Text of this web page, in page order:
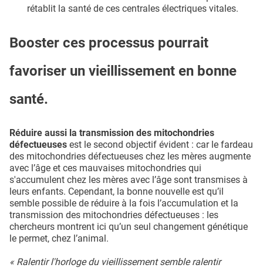
rétablit la santé de ces centrales électriques vitales.
Booster ces processus pourrait
favoriser un vieillissement en bonne
santé.
Réduire aussi la transmission des mitochondries
défectueuses est le second objectif évident : car le fardeau
des mitochondries défectueuses chez les mères augmente
avec l’âge et ces mauvaises mitochondries qui
s'accumulent chez les mères avec l’âge sont transmises à
leurs enfants. Cependant, la bonne nouvelle est qu’il
semble possible de réduire à la fois l’accumulation et la
transmission des mitochondries défectueuses : les
chercheurs montrent ici qu’un seul changement génétique
le permet, chez l’animal.
« Ralentir l'horloge du vieillissement semble ralentir